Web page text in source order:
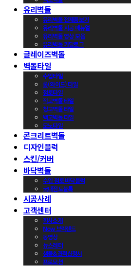
유리벽돌
유리벽돌 전제품보기
유리벽돌 시공 매뉴얼
유리벽돌 영상 모음
유리벽돌 카달로그
글레이즈벽돌
벽돌타일
수입타일
롱(와이드) 타일
점토타일
적고벽돌 타일
청고벽돌 타일
백고벽돌 타일
모노타일
콘크리트벽돌
디자인블럭
스킨/커버
바닥벽돌
수입 점토 바닥블럭
국내점토블록
시공사례
고객센터
회사소개
Now 브릭랜드
동영상
뉴스레터
샘플&견적신청서
프로모션